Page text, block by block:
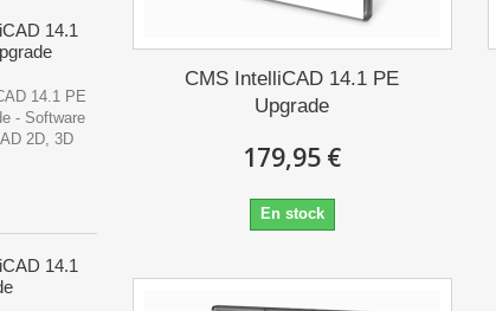
14.1
14.1 PE
- Software
2D, 3D
14.1
CMS IntelliCAD 14.1 PE
Upgrade
179,95 €
En stock